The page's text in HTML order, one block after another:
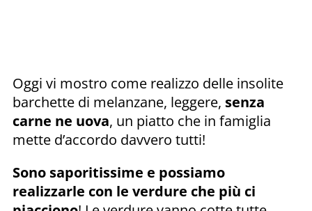
Oggi vi mostro come realizzo delle insolite
barchette di melanzane, leggere, senza
carne ne uova, un piatto che in famiglia
mette d’accordo davvero tutti!
Sono saporitissime e possiamo
realizzarle con le verdure che più ci